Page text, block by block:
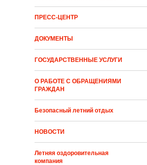
ПРЕСС-ЦЕНТР
ДОКУМЕНТЫ
ГОСУДАРСТВЕННЫЕ УСЛУГИ
О РАБОТЕ С ОБРАЩЕНИЯМИ
ГРАЖДАН
Безопасный летний отдых
НОВОСТИ
Летняя оздоровительная
компания